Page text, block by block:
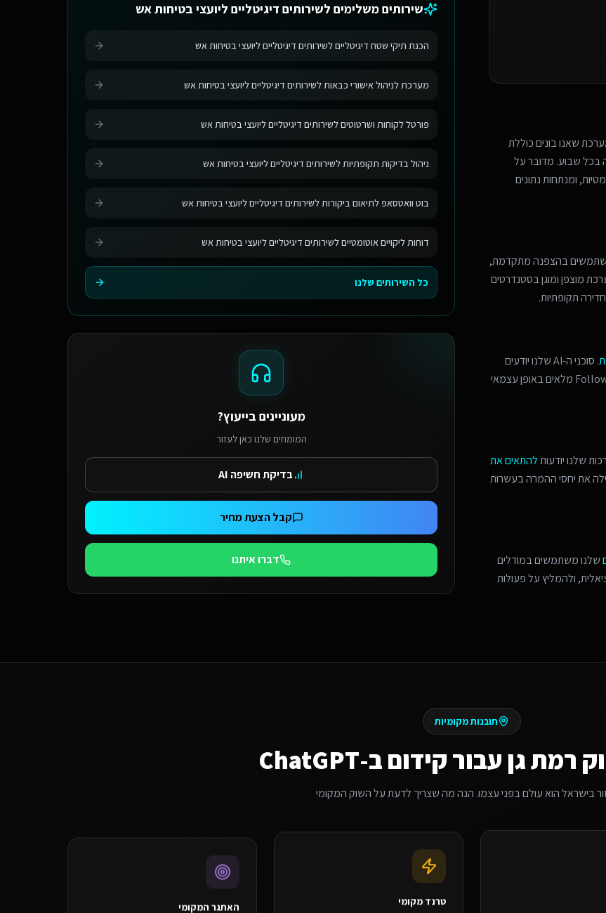
שאנו בונים כוללת
בכל שבוע. מדובר על
ומנתחות נתונים
בהצפנה מתקדמת,
מוצפן ומוגן בסטנדרטים
תקופתיות.
. סוכני ה-AI שלנו יודעים
לזהות הזדמנויות מכירה, לתאם פגישות מורכבות, ולנהל תהליכי Follow-up מלאים באופן עצמאי
שלנו יודעותלהתאים את
את יחסי ההמרה בעשרות
שלנו משתמשים במודלים
ולהמליץ על פעולות
שירותים משלימים לשירותים דיגיטליים ליועצי בטיחות אש
הכנת תיקי שטח דיגיטליים לשירותים דיגיטליים ליועצי בטיחות אש
מערכת לניהול אישורי כבאות לשירותים דיגיטליים ליועצי בטיחות אש
פורטל לקוחות ושרטוטים לשירותים דיגיטליים ליועצי בטיחות אש
ניהול בדיקות תקופתיות לשירותים דיגיטליים ליועצי בטיחות אש
בוט וואטסאפ לתיאום ביקורות לשירותים דיגיטליים ליועצי בטיחות אש
דוחות ליקויים אוטומטיים לשירותים דיגיטליים ליועצי בטיחות אש
כל השירותים שלנו
מעוניינים בייעוץ?
המומחים שלנו כאן לעזור
בדיקת חשיפה AI
קבל הצעת מחיר
דברו איתנו
תובנות מקומיות
רמת גןעבורקידום ב-ChatGPT
בישראל הוא עולם בפני עצמו. הנה מה שצריך לדעת על השוק המקומי
טרנד מקומי